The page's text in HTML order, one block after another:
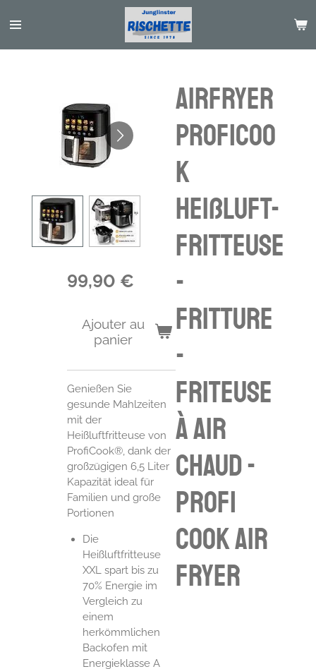
au
airfryer
ProfiCoo
k
Heißluft-
Fritteuse
-
Fritture
-
friteuse
à air
chaud -
profi
cook air
fryer
99,90 €
Ajouter au
panier
Genießen Sie
gesunde Mahlzeiten
mit der
Heißluftfritteuse von
ProfiCook®, dank der
großzügigen 6,5 Liter
Kapazität ideal für
Familien und große
Portionen
Die
Heißluftfritteuse
XXL spart bis zu
70% Energie im
Vergleich zu
einem
herkömmlichen
Backofen mit
Energieklasse A